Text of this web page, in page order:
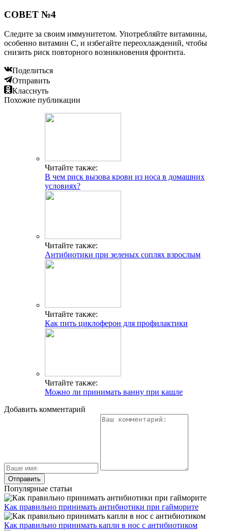
СОВЕТ №4
Следите за своим иммунитетом. Употребляйте витамины,
особенно витамин C, и избегайте переохлаждений, чтобы
снизить риск повторного возникновения фронтита.
Поделиться
Отправить
Класснуть
Похожие публикации
Читайте также:
В чем риск вызова крови из носа в домашних
условиях?
Читайте также:
Антибиотики при зеленых соплях взрослым
Читайте также:
Как пить циклоферон для профилактики
Читайте также:
Можно ли принимать ванну при кашле
Добавить комментарий
Популярные статьи
Как правильно принимать антибиотики при гайморите
Как правильно принимать капли в нос с антибиотиком